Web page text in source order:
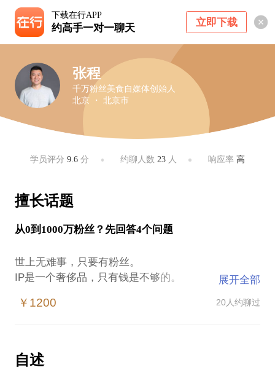
下载在行APP
约高手一对一聊天 立即下载
张程
千万粉丝美食自媒体创始人
北京 ・ 北京市
学员评分9.6 分 约聊人数 23人 响应率 高
擅长话题
从0到1000万粉丝？先回答4个问题
世上无难事，只要有粉丝。
IP是一个奢侈品，只有钱是不够的。
量，多少大厂想进入B站都是铩羽而归。
经过1小时的交谈，我可以给到你以下建议：
展开全部
￥1200 20人约聊过
自述